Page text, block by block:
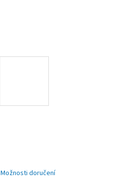
Možnosti doručení